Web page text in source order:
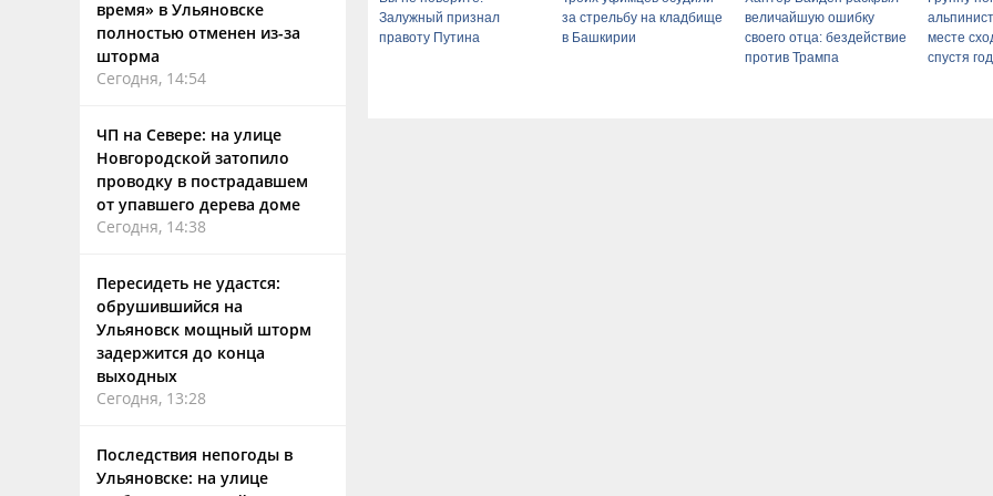
время» в Ульяновске
полностью отменен из-за
шторма
Сегодня, 14:54
ЧП на Севере: на улице
Новгородской затопило
проводку в пострадавшем
от упавшего дерева доме
Сегодня, 14:38
Пересидеть не удастся:
обрушившийся на
Ульяновск мощный шторм
задержится до конца
выходных
Сегодня, 13:28
Последствия непогоды в
Ульяновске: на улице
Залужный признал
правоту Путина
за стрельбу на кладбище
в Башкирии
величайшую ошибку
своего отца: бездействие
против Трампа
месте
спустя год